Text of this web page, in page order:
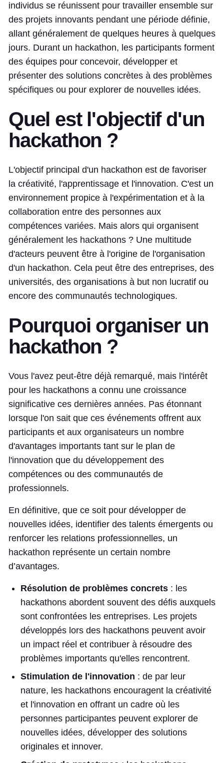
individus se réunissent pour travailler ensemble sur
des projets innovants pendant une période définie,
allant généralement de quelques heures à quelques
jours. Durant un hackathon, les participants forment
des équipes pour concevoir, développer et
présenter des solutions concrètes à des problèmes
spécifiques ou pour explorer de nouvelles idées.
Quel est l'objectif d'un
hackathon ?
L'objectif principal d'un hackathon est de favoriser
la créativité, l'apprentissage et l'innovation. C'est un
environnement propice à l'expérimentation et à la
collaboration entre des personnes aux
compétences variées. Mais alors qui organisent
généralement les hackathons ? Une multitude
d'acteurs peuvent être à l'origine de l'organisation
d'un hackathon. Cela peut être des entreprises, des
universités, des organisations à but non lucratif ou
encore des communautés technologiques.
Pourquoi organiser un
hackathon ?
Vous l'avez peut-être déjà remarqué, mais l'intérêt
pour les hackathons a connu une croissance
significative ces dernières années. Pas étonnant
lorsque l'on sait que ces événements offrent aux
participants et aux organisateurs un nombre
d'avantages importants tant sur le plan de
l'innovation que du développement des
compétences ou des communautés de
professionnels.
En définitive, que ce soit pour développer de
nouvelles idées, identifier des talents émergents ou
renforcer les relations professionnelles, un
hackathon représente un certain nombre
d’avantages.
Résolution de problèmes concrets : les
hackathons abordent souvent des défis auxquels
sont confrontées les entreprises. Les projets
développés lors des hackathons peuvent avoir
un impact réel et contribuer à résoudre des
problèmes importants qu'elles rencontrent.
Stimulation de l'innovation : de par leur
nature, les hackathons encouragent la créativité
et l'innovation en offrant un cadre où les
personnes participantes peuvent explorer de
nouvelles idées, développer des solutions
originales et innover.